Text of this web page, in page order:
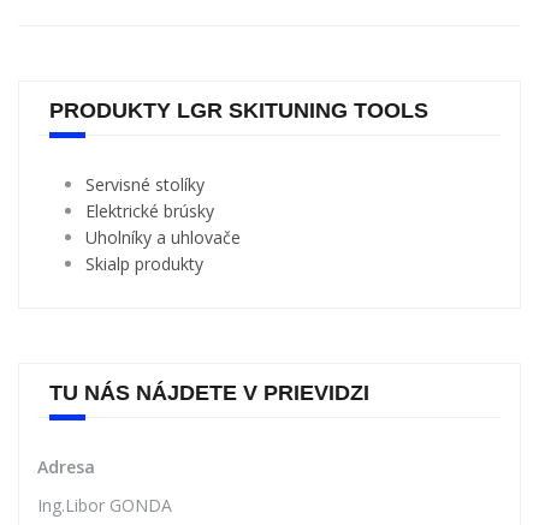
PRODUKTY LGR SKITUNING TOOLS
Servisné stolíky
Elektrické brúsky
Uholníky a uhlovače
Skialp produkty
TU NÁS NÁJDETE V PRIEVIDZI
Adresa
Ing.Libor GONDA